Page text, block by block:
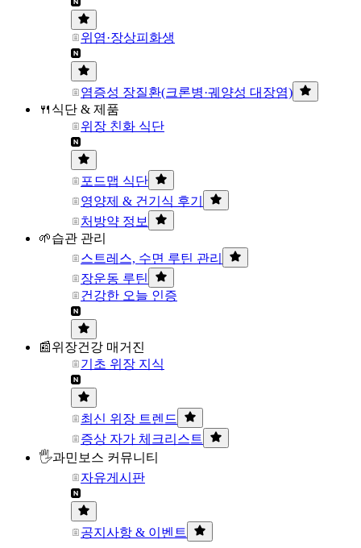
위염·장상피화생
염증성 장질환(크론병·궤양성 대장염)
🍴식단 & 제품
위장 친화 식단
포드맵 식단
영양제 & 건기식 후기
처방약 정보
🌱습관 관리
스트레스, 수면 루틴 관리
장운동 루틴
건강한 오늘 인증
📰위장건강 매거진
기초 위장 지식
최신 위장 트렌드
증상 자가 체크리스트
🖐과민보스 커뮤니티
자유게시판
공지사항 & 이벤트